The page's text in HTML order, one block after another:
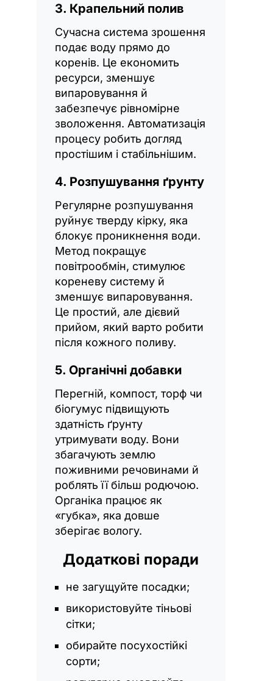
3. Крапельний полив
Сучасна система зрошення
подає воду прямо до
коренів. Це економить
ресурси, зменшує
випаровування й
забезпечує рівномірне
зволоження. Автоматизація
процесу робить догляд
простішим і стабільнішим.
4. Розпушування ґрунту
Регулярне розпушування
руйнує тверду кірку, яка
блокує проникнення води.
Метод покращує
повітрообмін, стимулює
кореневу систему й
зменшує випаровування.
Це простий, але дієвий
прийом, який варто робити
після кожного поливу.
5. Органічні добавки
Перегній, компост, торф чи
біогумус підвищують
здатність ґрунту
утримувати воду. Вони
збагачують землю
поживними речовинами й
роблять її більш родючою.
Органіка працює як
«губка», яка довше
зберігає вологу.
Додаткові поради
не загущуйте посадки;
використовуйте тіньові
сітки;
обирайте посухостійкі
сорти;